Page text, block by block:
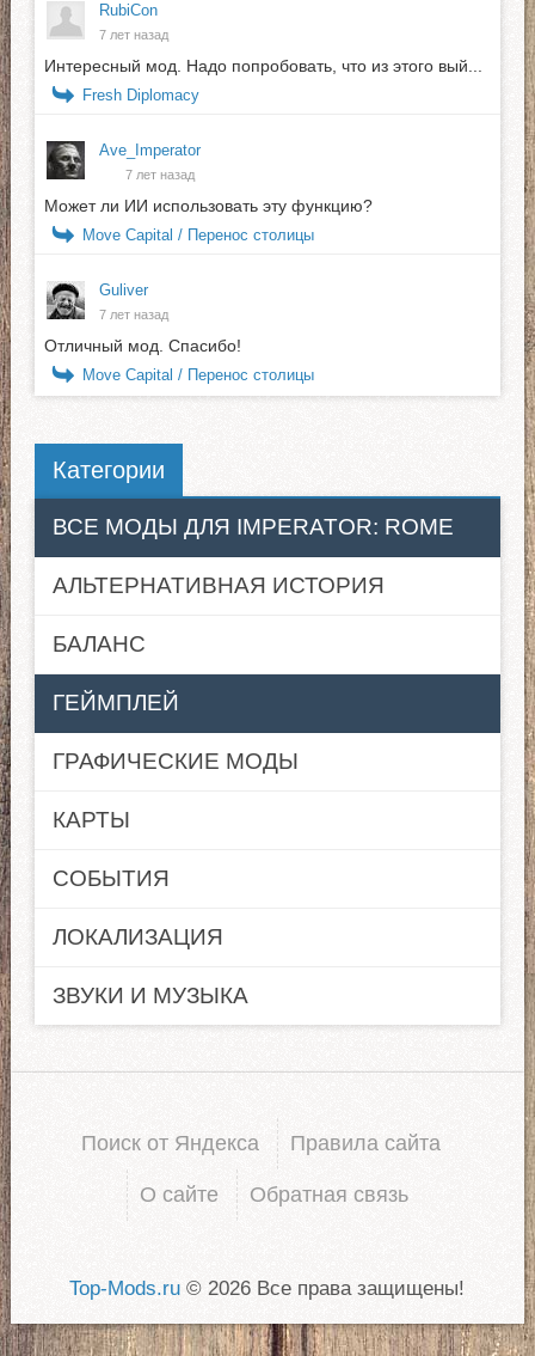
RubiCon
7 лет назад
Интересный мод. Надо попробовать, что из этого вый...
Fresh Diplomacy
Ave_Imperator
7 лет назад
Может ли ИИ использовать эту функцию?
Move Capital / Перенос столицы
Guliver
7 лет назад
Отличный мод. Спасибо!
Move Capital / Перенос столицы
Категории
ВСЕ МОДЫ ДЛЯ IMPERATOR: ROME
АЛЬТЕРНАТИВНАЯ ИСТОРИЯ
БАЛАНС
ГЕЙМПЛЕЙ
ГРАФИЧЕСКИЕ МОДЫ
КАРТЫ
СОБЫТИЯ
ЛОКАЛИЗАЦИЯ
ЗВУКИ И МУЗЫКА
Поиск от Яндекса Правила сайта
О сайте Обратная связь
Top-Mods.ru © 2026 Все права защищены!